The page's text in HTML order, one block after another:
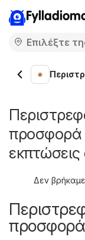
προσφορά
Δεν
προσφορά